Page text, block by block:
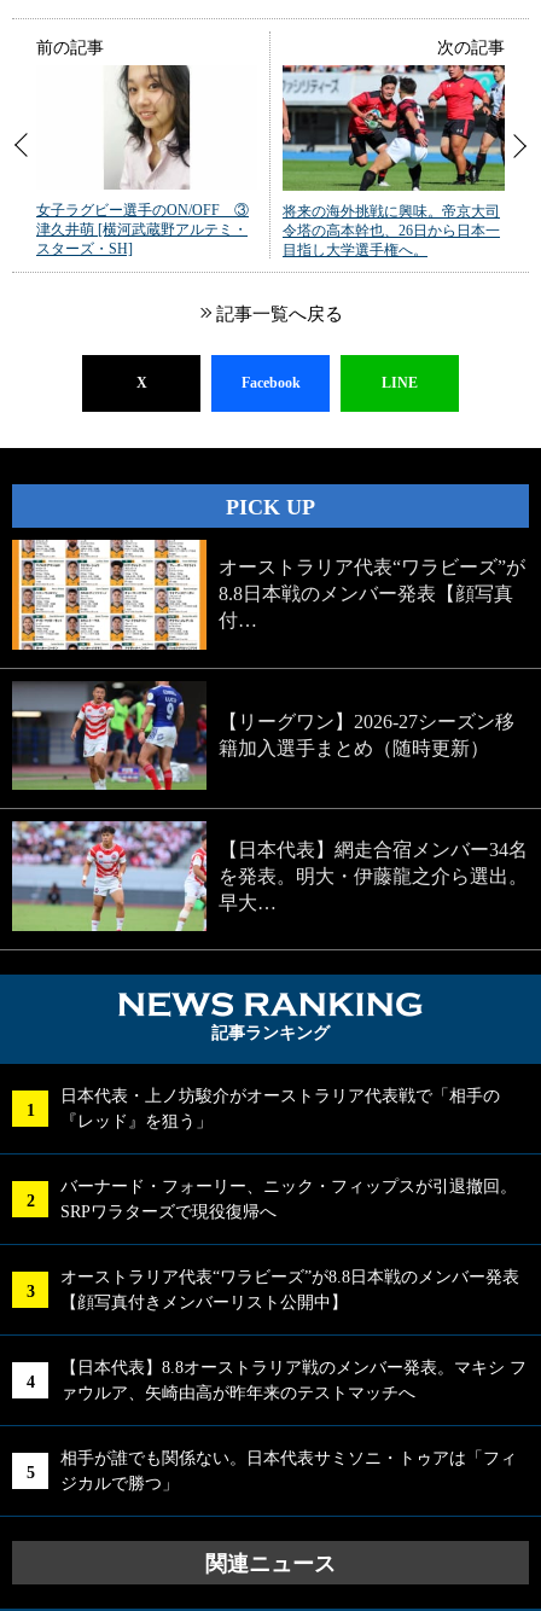
前の記事
女子ラグビー選手のON/OFF ③
津久井萌 [横河武蔵野アルテミ・
スターズ・SH]
次の記事
将来の海外挑戦に興味。帝京大司
令塔の高本幹也、26日から日本一
目指し大学選手権へ。
記事一覧へ戻る
X Facebook LINE
PICK UP
オーストラリア代表“ワラビーズ”が
8.8日本戦のメンバー発表【顔写真
付…
【リーグワン】2026-27シーズン移
籍加入選手まとめ（随時更新）
【日本代表】網走合宿メンバー34名
を発表。明大・伊藤龍之介ら選出。
早大…
記事ランキング
日本代表・上ノ坊駿介がオーストラリア代表戦で「相手の
『レッド』を狙う」
バーナード・フォーリー、ニック・フィップスが引退撤回。
SRPワラターズで現役復帰へ
オーストラリア代表“ワラビーズ”が8.8日本戦のメンバー発表
【顔写真付きメンバーリスト公開中】
【日本代表】8.8オーストラリア戦のメンバー発表。マキシ フ
ァウルア、矢崎由高が昨年来のテストマッチへ
相手が誰でも関係ない。日本代表サミソニ・トゥアは「フィ
ジカルで勝つ」
関連ニュース